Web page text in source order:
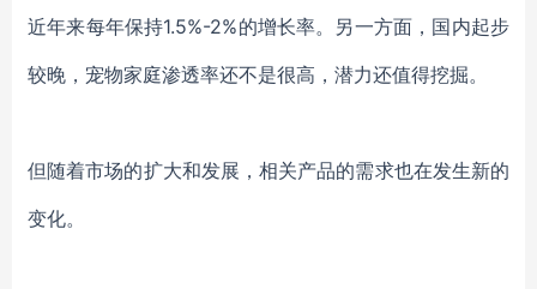
近年来每年保持1.5%-2%的增长率。另一方面，国内起步
较晚，宠物家庭渗透率还不是很高，潜力还值得挖掘。
但随着市场的扩大和发展，相关产品的需求也在发生新的
变化。